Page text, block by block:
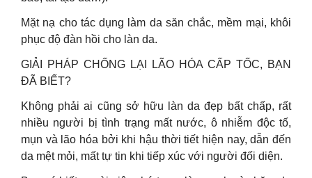
Mặt nạ cho tác dụng làm da săn chắc, mềm mại, khôi
phục độ đàn hồi cho làn da.
GIẢI PHÁP CHỐNG LẠI LÃO HÓA CẤP TỐC, BẠN
ĐÃ BIẾT?
Không phải ai cũng sở hữu làn da đẹp bất chấp, rất
nhiều người bị tình trạng mất nước, ô nhiễm độc tố,
mụn và lão hóa bởi khi hậu thời tiết hiện nay, dẫn đến
da mệt mỏi, mất tự tin khi tiếp xúc với người đối diện.